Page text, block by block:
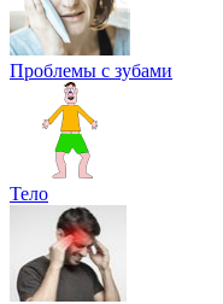
Проблемы с зубами
Тело